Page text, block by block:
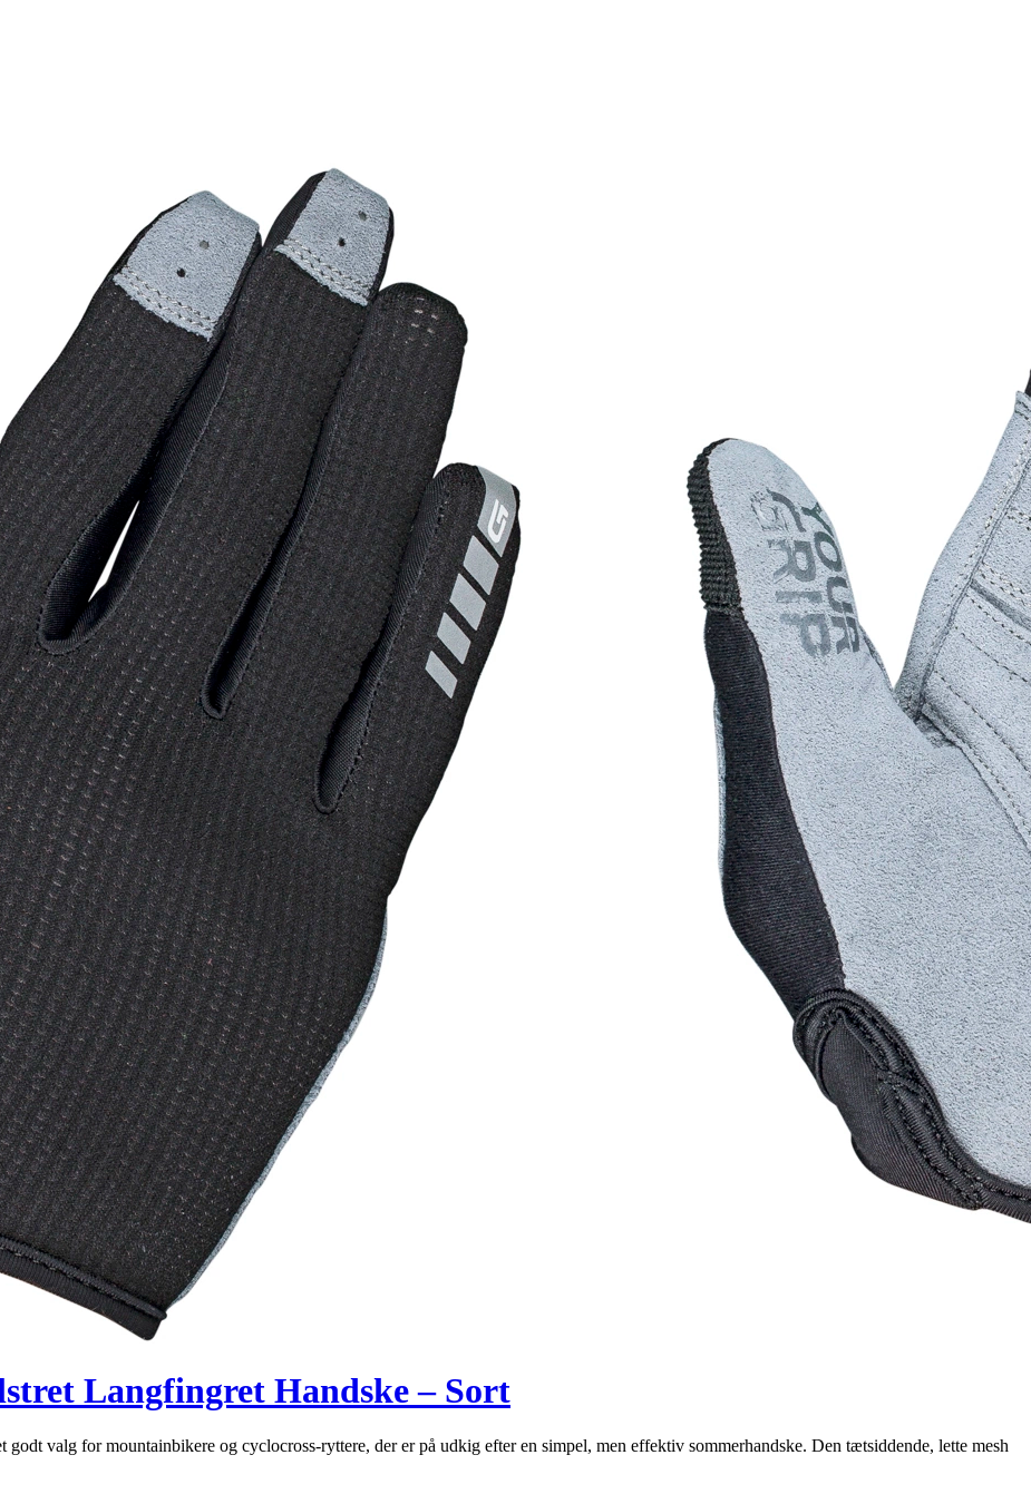
Langfingret Handske – Sort
valg for mountainbikere og cyclocross-ryttere, der er på udkig efter en simpel, men effektiv sommerhandske. Den tætsiddende, lette mesh